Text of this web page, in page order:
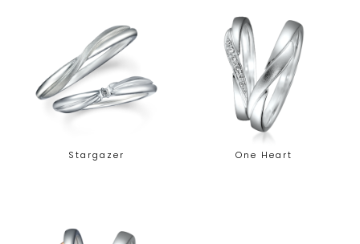
Stargazer One Heart